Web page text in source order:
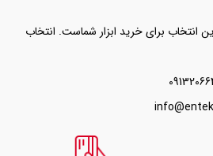
انتخاب برای خرید ابزار شماست. انتخاب